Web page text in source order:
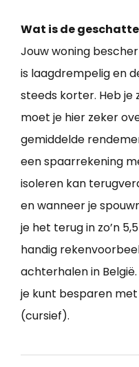
Wat is de
Jouw woning
is laagdrempelig en
steeds korter. Heb je
moet je hier zeker
gemiddelde
een spaarrekening
isoleren kan
en wanneer je
je het terug in zo’n
handig
achterhalen in
je kunt besparen
(cursief).